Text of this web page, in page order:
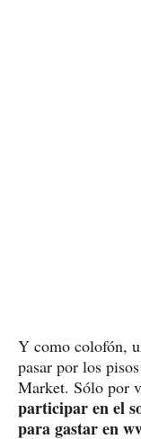
Y como colofón,
pasar por los
Market. Sólo por
participar en el
para gastar en